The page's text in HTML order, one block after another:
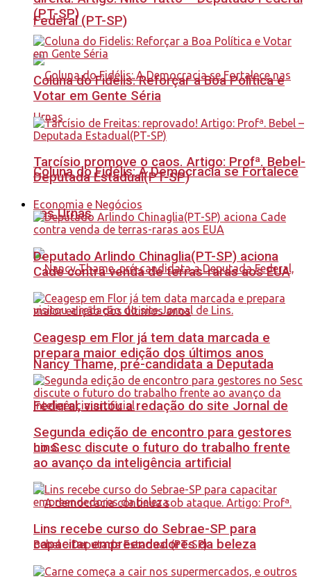
Federal (PT-SP)
Coluna do Fidélis: A Democracia se Fortalece
nas Urnas
Nancy Thame, pré-candidata a Deputada
Federal, visitou a redação do site Jornal de
Lins.
(PT-SP)
Coluna do Fidelis: Reforçar a Boa Política e
Votar em Gente Séria
Tarcísio promove o caos. Artigo: Profª. Bebel-
Deputada Estadual(PT-SP)
Economia e Negócios
Deputado Arlindo Chinaglia(PT-SP) aciona
Cade contra venda de terras-raras aos EUA
Ceagesp em Flor já tem data marcada e
prepara maior edição dos últimos anos
Segunda edição de encontro para gestores
no Sesc discute o futuro do trabalho frente
ao avanço da inteligência artificial
Lins recebe curso do Sebrae-SP para
capacitar empreendedores da beleza